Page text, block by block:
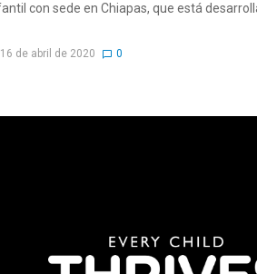
con sede en Chiapas, que está
16 de abril de 2020 0